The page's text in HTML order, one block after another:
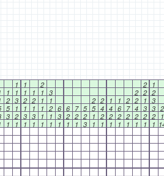
1 1 2 2
1
1 1 1 1 1 3 2 2 2
2 3 2 2 1 1 2 2 1 1 2 2 1 3
5 1 1 1 1 2 6 6 7 5 5 4 4 6 7 4 3 3 2
3 2 3 3 1 1 3 2 2 2 1 2 2 2 2 2 2 2 1
1 1 1 1 1 1 1 1 1 3 1 1 1 1 1 1 1 1